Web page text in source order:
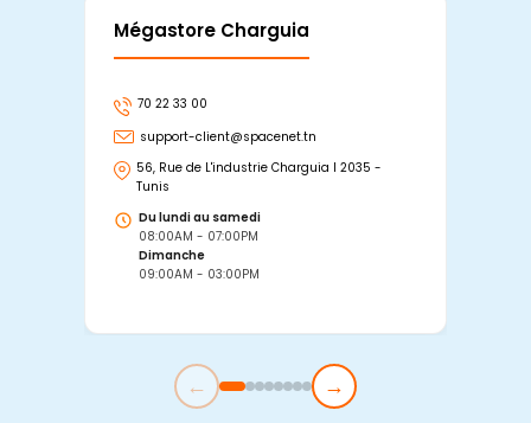
Mégastore Charguia
70 22 33 00
support-client@spacenet.tn
56, Rue de L'industrie Charguia I 2035 -
Tunis
Du lundi au samedi
08:00AM - 07:00PM
Dimanche
09:00AM - 03:00PM
← →